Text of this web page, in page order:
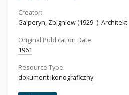
Creator:
Galperyn, Zbigniew (1929- ). Architekt
Original Publication Date:
1961
Resource Type:
dokument ikonograficzny